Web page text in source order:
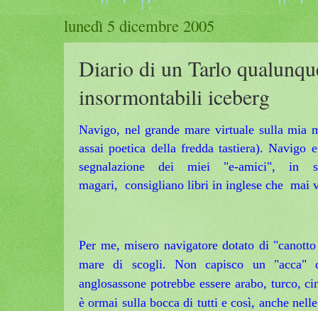
lunedì 5 dicembre 2005
Diario di un Tarlo
insormontabili iceberg
Navigo, nel grande mare virtuale sulla mia
assai poetica della fredda tastiera). Navigo
segnalazione dei miei "e-amici", in
magari, consigliano libri in inglese che mai
Per me, misero navigatore dotato di
mare di scogli. Non capisco un
anglosassone potrebbe essere arabo, turco,
è ormai sulla bocca di tutti e così, anche